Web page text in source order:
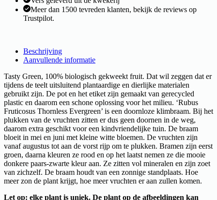
Meer dan 1500 tevreden klanten, bekijk de reviews op
Trustpilot.
Beschrijving
Aanvullende informatie
Tasty Green, 100% biologisch gekweekt fruit. Dat wil zeggen dat er
tijdens de teelt uitsluitend plantaardige en dierlijke materialen
gebruikt zijn. De pot en het etiket zijn gemaakt van gerecycled
plastic en daarom een schone oplossing voor het milieu. ‘Rubus
Fruticosus Thornless Evergreen’ is een doornloze klimbraam. Bij het
plukken van de vruchten zitten er dus geen doornen in de weg,
daarom extra geschikt voor een kindvriendelijke tuin. De braam
bloeit in mei en juni met kleine witte bloemen. De vruchten zijn
vanaf augustus tot aan de vorst rijp om te plukken. Bramen zijn eerst
groen, daarna kleuren ze rood en op het laatst nemen ze die mooie
donkere paars-zwarte kleur aan. Ze zitten vol mineralen en zijn zoet
van zichzelf. De braam houdt van een zonnige standplaats. Hoe
meer zon de plant krijgt, hoe meer vruchten er aan zullen komen.
Let op: elke plant is uniek. De plant op de afbeeldingen kan